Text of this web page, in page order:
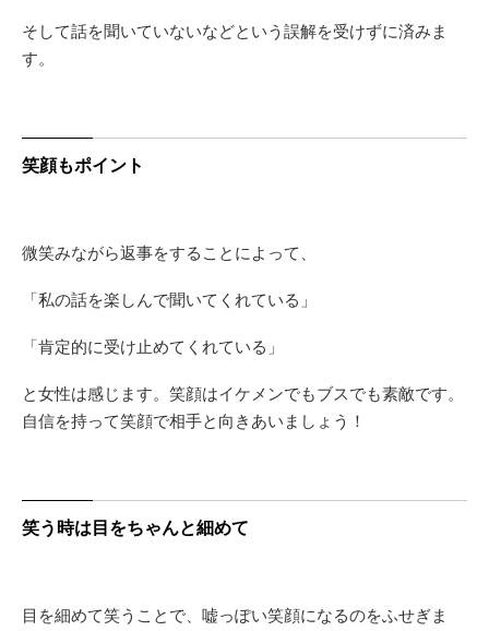
そして話を聞いていないなどという誤解を受けずに済みま
す。
笑顔もポイント
微笑みながら返事をすることによって、
「私の話を楽しんで聞いてくれている」
「肯定的に受け止めてくれている」
と女性は感じます。笑顔はイケメンでもブスでも素敵です。
自信を持って笑顔で相手と向きあいましょう！
笑う時は目をちゃんと細めて
目を細めて笑うことで、嘘っぽい笑顔になるのをふせぎま